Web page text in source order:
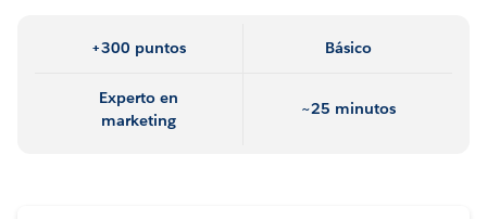
+300 puntos Básico
Experto en
marketing
~25 minutos